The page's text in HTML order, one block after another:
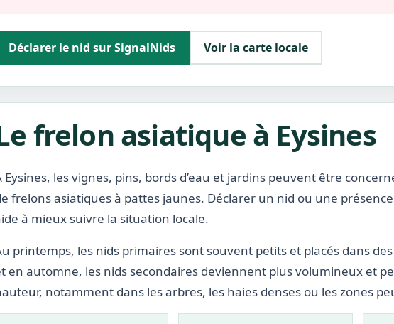
Déclarer le nid sur SignalNids Voir la carte locale
frelon asiatique à Eysines
Eysines, les vignes, pins, bords d’eau et jardins peuvent être
frelons asiatiques à pattes jaunes. Déclarer un nid ou une
à mieux suivre la situation locale.
printemps, les nids primaires sont souvent petits et placés dans
en automne, les nids secondaires deviennent plus volumineux et
notamment dans les arbres, les haies denses ou les zones